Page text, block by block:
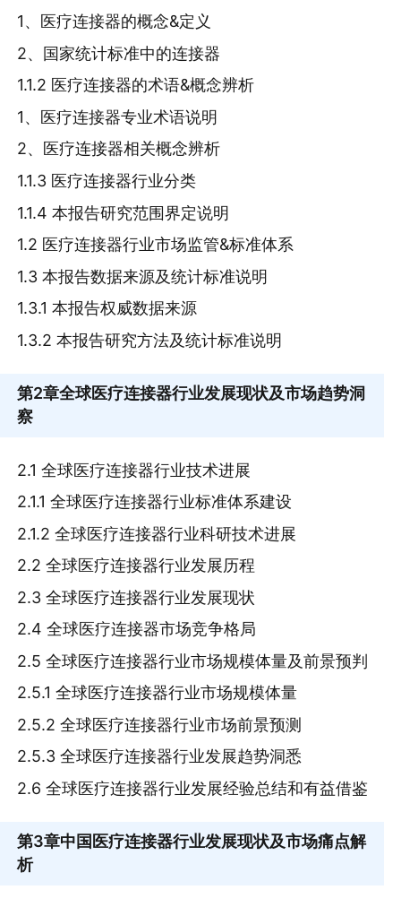
1、医疗连接器的概念&定义
2、国家统计标准中的连接器
1.1.2 医疗连接器的术语&概念辨析
1、医疗连接器专业术语说明
2、医疗连接器相关概念辨析
1.1.3 医疗连接器行业分类
1.1.4 本报告研究范围界定说明
1.2 医疗连接器行业市场监管&标准体系
1.3 本报告数据来源及统计标准说明
1.3.1 本报告权威数据来源
1.3.2 本报告研究方法及统计标准说明
第2章全球医疗连接器行业发展现状及市场趋势洞
察
2.1 全球医疗连接器行业技术进展
2.1.1 全球医疗连接器行业标准体系建设
2.1.2 全球医疗连接器行业科研技术进展
2.2 全球医疗连接器行业发展历程
2.3 全球医疗连接器行业发展现状
2.4 全球医疗连接器市场竞争格局
2.5 全球医疗连接器行业市场规模体量及前景预判
2.5.1 全球医疗连接器行业市场规模体量
2.5.2 全球医疗连接器行业市场前景预测
2.5.3 全球医疗连接器行业发展趋势洞悉
2.6 全球医疗连接器行业发展经验总结和有益借鉴
第3章中国医疗连接器行业发展现状及市场痛点解
析